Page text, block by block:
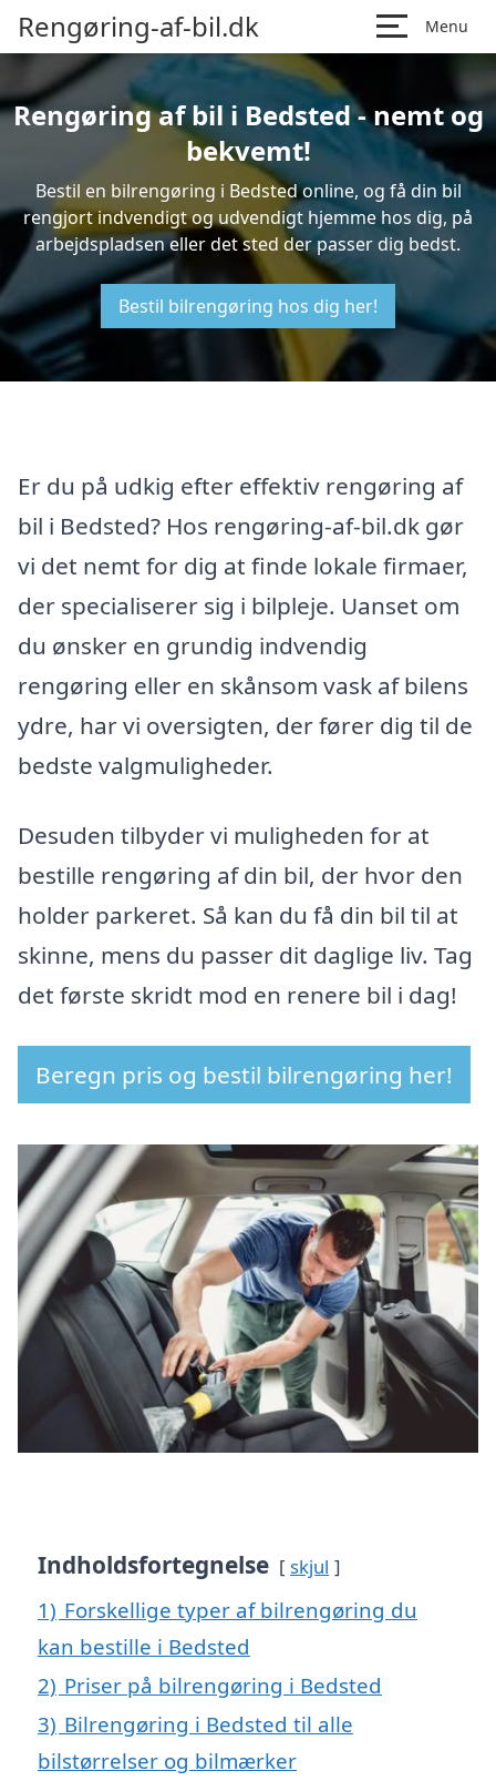
Rengøring-af-bil.dk Menu
Rengøring af bil i Bedsted - nemt og
bekvemt!
Bestil en bilrengøring i Bedsted online, og få din bil
rengjort indvendigt og udvendigt hjemme hos dig, på
arbejdspladsen eller det sted der passer dig bedst.
Bestil bilrengøring hos dig her!
Er du på udkig efter effektiv rengøring af
bil i Bedsted? Hos rengøring-af-bil.dk gør
vi det nemt for dig at finde lokale firmaer,
der specialiserer sig i bilpleje. Uanset om
du ønsker en grundig indvendig
rengøring eller en skånsom vask af bilens
ydre, har vi oversigten, der fører dig til de
bedste valgmuligheder.
Desuden tilbyder vi muligheden for at
bestille rengøring af din bil, der hvor den
holder parkeret. Så kan du få din bil til at
skinne, mens du passer dit daglige liv. Tag
det første skridt mod en renere bil i dag!
Beregn pris og bestil bilrengøring her!
Indholdsfortegnelse skjul
1) Forskellige typer af bilrengøring du
kan bestille i Bedsted
2) Priser på bilrengøring i Bedsted
3) Bilrengøring i Bedsted til alle
bilstørrelser og bilmærker